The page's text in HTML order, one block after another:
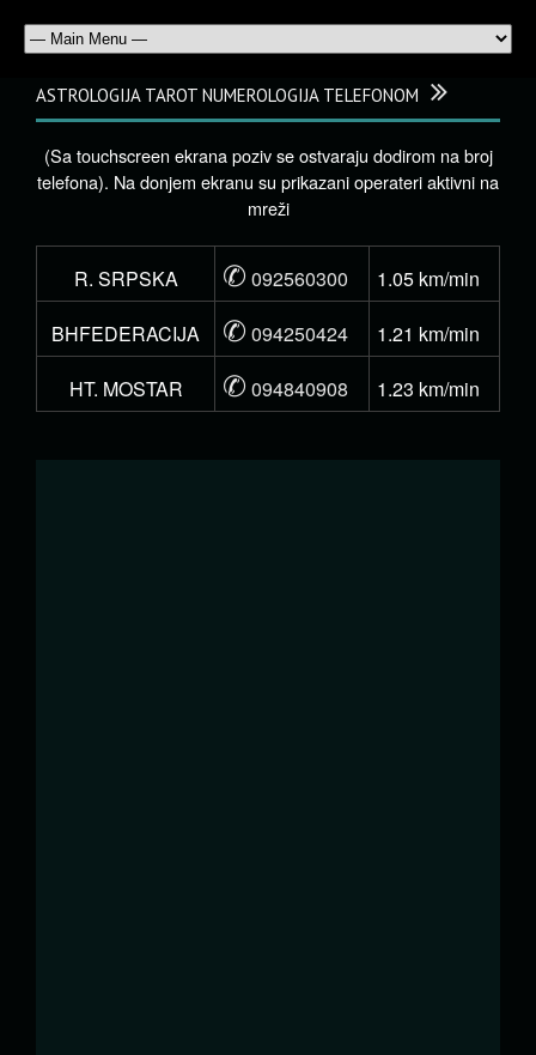
ASTROLOGIJA TAROT NUMEROLOGIJA TELEFONOM
(Sa touchscreen ekrana poziv se ostvaraju dodirom na broj
telefona). Na donjem ekranu su prikazani operateri aktivni na
mreži
R. SRPSKA ✆ 092560300
1.05 km/min
BHFEDERACIJA
✆ 094250424
1.21 km/min
HT. MOSTAR
✆ 094840908 1.23 km/min